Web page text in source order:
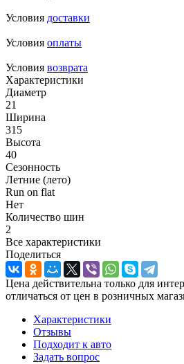
Условия доставки
Условия оплаты
Условия возврата
Характеристики
Диаметр
21
Ширина
315
Высота
40
Сезонность
Летние (лето)
Run on flat
Нет
Количество шин
2
Все характеристики
Поделиться
Цена действительна только для
отличаться от цен в розничных
Характеристики
Отзывы
Подходит к авто
Задать вопрос